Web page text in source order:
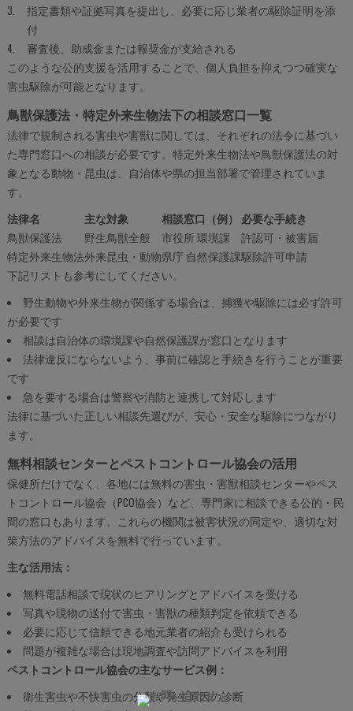
指定書類や証拠写真を提出し、必要に応じ業者の駆除証明を添
付
審査後、助成金または報奨金が支給される
このような公的支援を活用することで、個人負担を抑えつつ確実な
害虫駆除が可能となります。
鳥獣保護法・特定外来生物法下の相談窓口一覧
法律で規制される害虫や害獣に関しては、それぞれの法令に基づい
た専門窓口への相談が必要です。特定外来生物法や鳥獣保護法の対
象となる動物・昆虫は、自治体や県の担当部署で管理されていま
す。
法律名
主な対象 相談窓口（例） 必要な手続き
鳥獣保護法
野生鳥獣全般 市役所 環境課
許認可・被害届
特定外来生物法外来昆虫・動物県庁 自然保護課駆除許可申請
下記リストも参考にしてください。
野生動物や外来生物が関係する場合は、捕獲や駆除には必ず許可
が必要です
相談は自治体の環境課や自然保護課が窓口となります
法律違反にならないよう、事前に確認と手続きを行うことが重要
です
急を要する場合は警察や消防と連携して対応します
法律に基づいた正しい相談先選びが、安心・安全な駆除につながり
ます。
無料相談センターとペストコントロール協会の活用
保健所だけでなく、各地には無料の害虫・害獣相談センターやペス
トコントロール協会（PCO協会）など、専門家に相談できる公的・民
間の窓口もあります。これらの機関は被害状況の同定や、適切な対
策方法のアドバイスを無料で行っています。
主な活用法：
無料電話相談で現状のヒアリングとアドバイスを受ける
写真や現物の送付で害虫・害獣の種類判定を依頼できる
必要に応じて信頼できる地元業者の紹介も受けられる
問題が複雑な場合は現地調査や訪問アドバイスを利用
ペストコントロール協会の主なサービス例：
衛生害虫や不快害虫の分類や発生原因の診断